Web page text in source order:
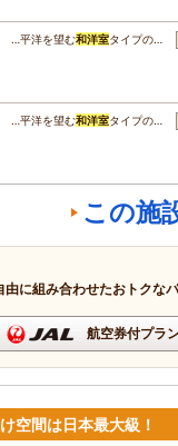
…平洋を望む和洋室タイプの…
…平洋を望む和洋室タイプの…
この施
由に組み合わせたおトクな
航空券付プラ
空間は日本最大級！